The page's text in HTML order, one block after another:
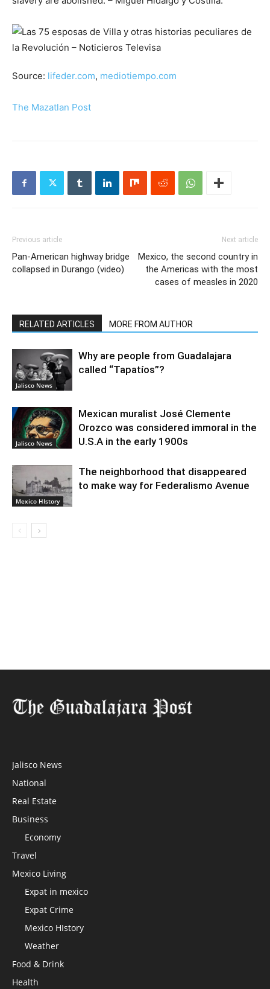
Source: lifeder.com, mediotiempo.com
The Mazatlan Post
Previous article
Pan-American highway bridge
collapsed in Durango (video)
Next article
Mexico, the second country in
the Americas with the most
cases of measles in 2020
RELATED ARTICLES MORE FROM AUTHOR
Jalisco News
Why are people from Guadalajara
called “Tapatíos”?
Jalisco News
Mexican muralist José Clemente
Orozco was considered immoral in the
U.S.A in the early 1900s
Mexico HIstory
The neighborhood that disappeared
to make way for Federalismo Avenue
Jalisco News
National
Real Estate
Business
Economy
Travel
Mexico Living
Expat in mexico
Expat Crime
Mexico HIstory
Weather
Food & Drink
Health